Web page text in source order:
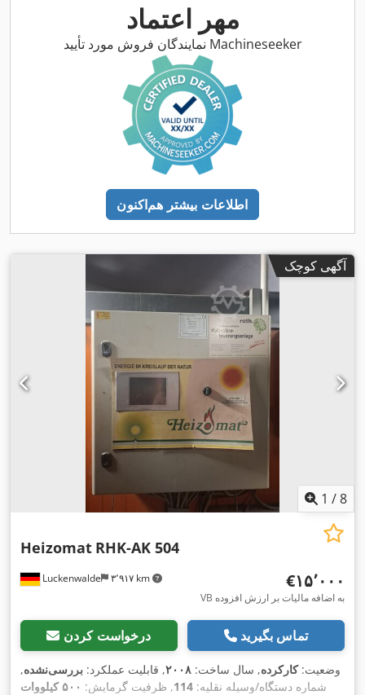
مهر اعتماد
نمایندگان فروش مورد تأیید Machineseeker
اطلاعات بیشتر هم‌اکنون
آگهی کوچک
1 /8
Luckenwalde ۳٬۹۱۷ km
Heizomat RHK-AK 504
‎€۱۵٬۰۰۰
VB به اضافه مالیات بر ارزش افزوده
درخواست کردن تماس بگیرید
وضعیت:کارکرده, سال ساخت: ۲۰۰۸, قابلیت عملکرد: بررسی‌نشده,
شماره دستگاه/وسیله نقلیه: 114, ظرفیت گرمایش:
۵۰۰ کیلووات